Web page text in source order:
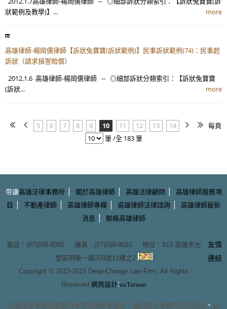
狀範例及教學)】...
more
高雄律師-楊岡儒律師【訴狀兔寶寶(訴狀範例)】民事訴狀範例(74)：民事起
訴狀（請求損害賠償）
2012.1.6 高雄律師-楊岡儒律師 -- ◎細部訴狀分類索引：【訴狀兔寶寶
(訴狀...
more
5 6 7 8 9 10 11 12 13 14
每頁
筆 /全 183 筆
帝謙高雄法律事務所| 關於高雄律師| 高雄法律顧問 |
高雄律師服務項
目
| 不動產律師 | 高雄律師專欄 | 高雄律師法律諮詢 |
高雄律師最新
消息 | 聯絡高雄律師
電話：(07)558-9090 傳真：(07)558-9010 地址： 813 高雄市左
營區明華一路350號11樓之2
Copyright © 2013-2015 Deep-Change Law Firm, All Rights
Reserved 網頁設計:uuTaiwan
友情
連結
帝謙法律事務所是國內專業的律師事務所 ，我們提供專業的法律諮詢 、 民